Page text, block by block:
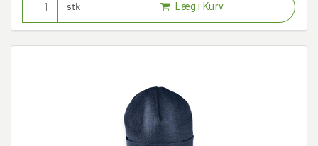
stk Læg i Kurv